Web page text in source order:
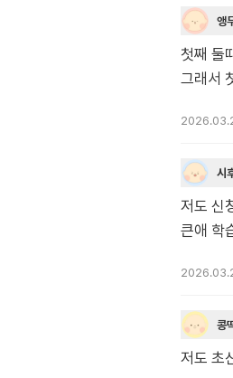
앵
첫째 둘
그래서
시
저도 신
큰애 학
콩
저도 초